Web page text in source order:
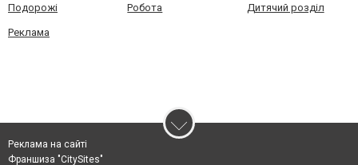
Подорожі Робота Дитячий розділ
Реклама
Реклама на сайті
Франшиза "CitySites"